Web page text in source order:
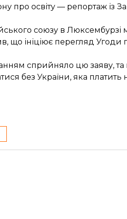
про освіту — репортаж із
союзу в Люксембурзі
що ініціює перегляд Угоди
сприйняло цю заяву,
без України, яка платить